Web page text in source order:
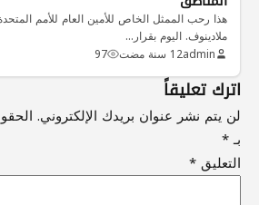
هذا رحب الممثل الخاص للأمين العام للأمم
ملادينوف. اليوم بقرار…
admin12 سنة مضت 97
اترك تعليقاً
لن يتم نشر عنوان بريدك الإلكتروني.
بـ*
التعليق*